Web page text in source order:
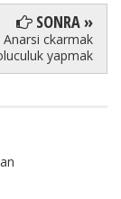
SONRA »
Anarsi ckarmak
yapmak